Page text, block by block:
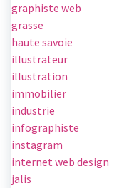
graphiste web
grasse
haute savoie
illustrateur
illustration
immobilier
industrie
infographiste
instagram
internet web design
jalis